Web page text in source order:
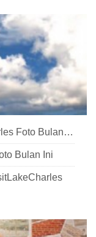
Tampilan Alternatif:#VisitLakeCharles Foto Bulan Ini
Bulan Ini